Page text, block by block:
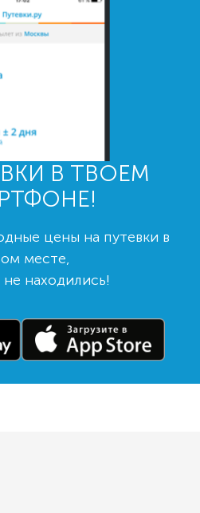
В ТВОЕМ
цены на путевки в
месте,
находились!